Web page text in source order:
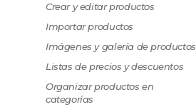
Crear y editar productos
Importar productos
Imágenes y galería de productos
Listas de precios y descuentos
Organizar productos en
categorías